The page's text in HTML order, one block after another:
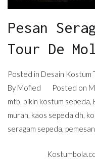
Pesan
Tour De
Posted in Desain Kostum
By Mofied Posted on
mtb, bikin kostum sepeda,
murah, kaos sepeda dh,
seragam sepeda,
Kostumbola.com,